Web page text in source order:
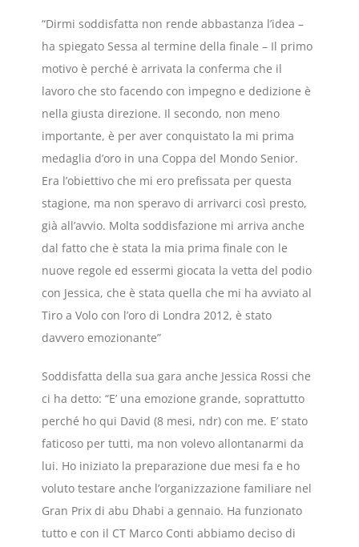
“Dirmi soddisfatta non rende abbastanza l’idea –
ha spiegato Sessa al termine della finale – Il primo
motivo è perché è arrivata la conferma che il
lavoro che sto facendo con impegno e dedizione è
nella giusta direzione. Il secondo, non meno
importante, è per aver conquistato la mi prima
medaglia d’oro in una Coppa del Mondo Senior.
Era l’obiettivo che mi ero prefissata per questa
stagione, ma non speravo di arrivarci così presto,
già all’avvio. Molta soddisfazione mi arriva anche
dal fatto che è stata la mia prima finale con le
nuove regole ed essermi giocata la vetta del podio
con Jessica, che è stata quella che mi ha avviato al
Tiro a Volo con l’oro di Londra 2012, è stato
davvero emozionante”
Soddisfatta della sua gara anche Jessica Rossi che
ci ha detto: “E’ una emozione grande, soprattutto
perché ho qui David (8 mesi, ndr) con me. E’ stato
faticoso per tutti, ma non volevo allontanarmi da
lui. Ho iniziato la preparazione due mesi fa e ho
voluto testare anche l’organizzazione familiare nel
Gran Prix di abu Dhabi a gennaio. Ha funzionato
tutto e con il CT Marco Conti abbiamo deciso di